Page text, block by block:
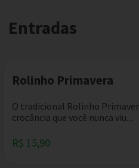
Entradas
Rolinho Primavera
O tradicional Rolinho
crocância que você nunca viu....
R$ 15,90